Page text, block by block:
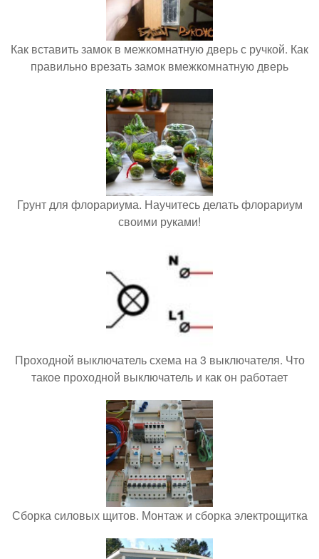
Как вставить замок в межкомнатную дверь с ручкой. Как
правильно врезать замок вмежкомнатную дверь
Грунт для флорариума. Научитесь делать флорариум
своими руками!
Проходной выключатель схема на 3 выключателя. Что
такое проходной выключатель и как он работает
Сборка силовых щитов. Монтаж и сборка электрощитка